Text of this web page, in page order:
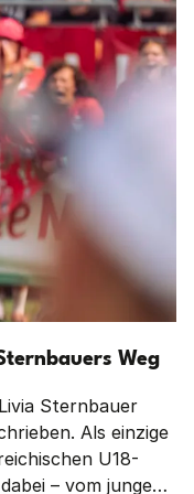
Weg
Sternbauer
Als einzige
U18-
– vom jungen